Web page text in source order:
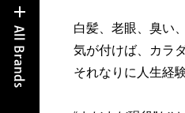
白髪、老眼、臭い
気が付けば、カラ
それなりに人生経